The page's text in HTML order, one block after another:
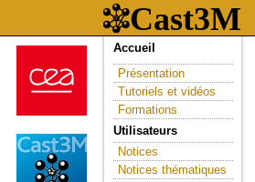
Accueil
Présentation
Tutoriels et vidéos
Formations
Utilisateurs
Notices
Notices thématiques